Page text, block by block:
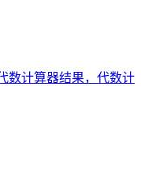
数计算器结果，代数计